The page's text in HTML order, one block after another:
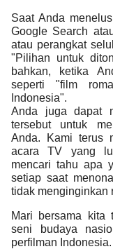
Saat Anda
Google Search
atau perangkat
"Pilihan untuk
bahkan, ketika
seperti "film
Indonesia".
Anda juga dapat
tersebut untuk
Anda. Kami terus
acara TV yang
mencari tahu apa
setiap saat
tidak menginginkan
Mari bersama kita
seni budaya
perfilman